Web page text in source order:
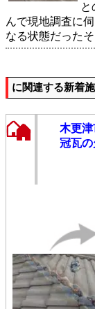
と
んで現地調査に
なる状態だった
に関連する新着
木更津
冠瓦